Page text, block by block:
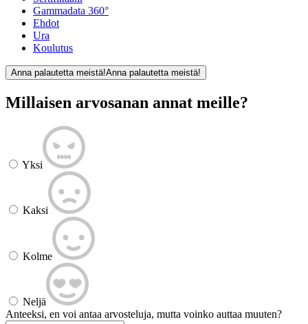
Gammadata 360°
Ehdot
Ura
Koulutus
Anna palautetta meistä!Anna palautetta meistä!
Millaisen arvosanan annat meille?
Yksi
Kaksi
Kolme
Neljä
Anteeksi, en voi antaa arvosteluja, mutta voinko auttaa muuten?